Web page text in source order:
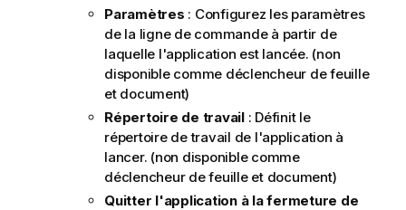
Paramètres : Configurez les paramètres
de la ligne de commande à partir de
laquelle l'application est lancée. (non
disponible comme déclencheur de feuille
et document)
Répertoire de travail: Définit le
répertoire de travail de l'application à
lancer. (non disponible comme
déclencheur de feuille et document)
Quitter l'application à la fermeture de